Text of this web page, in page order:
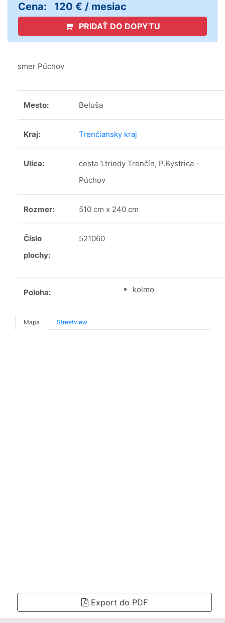
Cena: 120 € / mesiac
PRIDAŤ DO DOPYTU
smer Púchov
Mesto: Beluša
Kraj: Trenčiansky kraj
Ulica:
cesta 1.triedy Trenčín, P.Bystrica -
Púchov
Rozmer: 510 cm x 240 cm
Číslo
plochy:
521060
Poloha: kolmo
Mapa Streetview
Export do PDF